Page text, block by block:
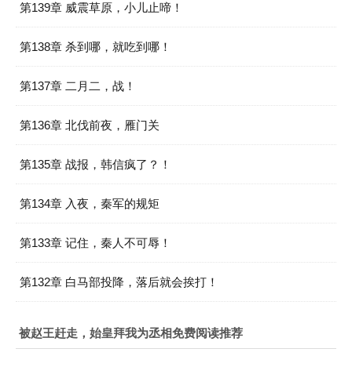
第139章 威震草原，小儿止啼！
第138章 杀到哪，就吃到哪！
第137章 二月二，战！
第136章 北伐前夜，雁门关
第135章 战报，韩信疯了？！
第134章 入夜，秦军的规矩
第133章 记住，秦人不可辱！
第132章 白马部投降，落后就会挨打！
被赵王赶走，始皇拜我为丞相免费阅读推荐